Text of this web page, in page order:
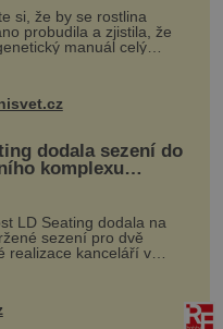
si, že by se rostlina
probudila a zjistila, že
manuál celý
dodala sezení do
komplexu
v Salfordu
LD Seating dodala na
sezení pro dvě
realizace kanceláří v
v anglickém